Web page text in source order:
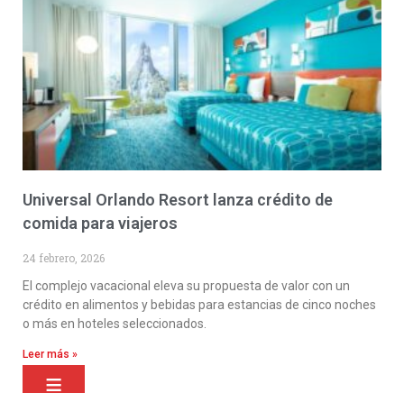
Universal Orlando Resort lanza crédito de
comida para viajeros
24 febrero, 2026
El complejo vacacional eleva su propuesta de valor con un
crédito en alimentos y bebidas para estancias de cinco noches
o más en hoteles seleccionados.
Leer más »